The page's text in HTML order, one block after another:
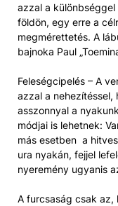
azzal a
földön, egy erre a
megmérettetés. A
bajnoka Paul
Feleségcipelés – A
azzal a
asszonnyal a
módjai is lehetnek:
más esetben a
ura nyakán, fejjel
nyeremény ugyanis
A furcsaság csak az,